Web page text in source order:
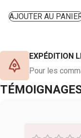
AJOUTER AU
EXPÉDITION
Pour les